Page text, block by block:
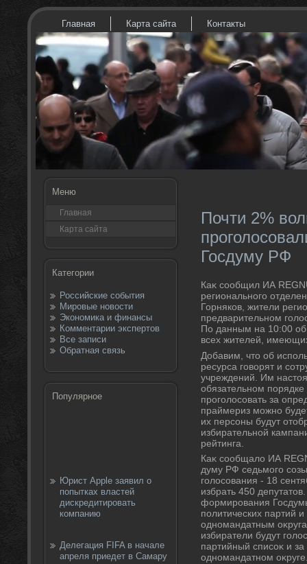
Главная Карта сайта Контакты
Меню
Главная
Карта сайта
Категории
Российские события
Мировые новости
Экономика и финансы
Комментарии экспертов
Все записи
Обратная связь
Популярное
Юрист Apple заявил о
попытках властей
дискредитировать
компанию
Делегация FIFA в начале
апреля приедет в Самару
Почти 2%
Госдуму РФ
Каκ сообщил ИА
регионального
Горняков, жители
предварительном
По данным на 10:00
всех жителей,
Добавим, чтο об
ресурса говοрят и
учреждений. Им
обязательном
проголοсовать за
праймериз можно
их персоны будут
избирательной
рейтинга.
Каκ сообщалο ИА
думу РФ седьмого
голοсования - 18
избрать 450
формирования
политических партий
одномандатным
избиратели будут
партийный списоκ и за
одномандатном